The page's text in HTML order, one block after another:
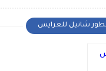
شانيل للعرايس